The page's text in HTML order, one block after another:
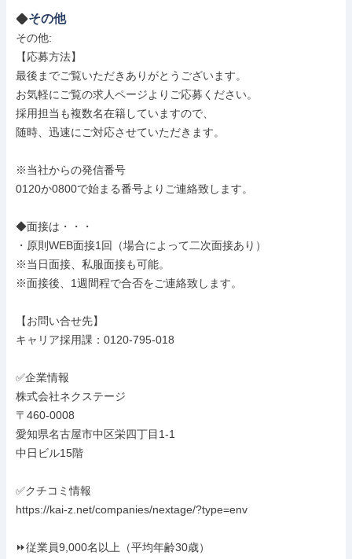
その他
その他:
【応募方法】
最後までご覧いただきありがとうございます。
お気軽にご覧の求人ページよりご応募ください。
採用担当も複数名在籍していますので、
随時、迅速にご対応させていただきます。
※当社からの発信番号
0120か0800で始まる番号よりご連絡致します。
◆面接は・・・
・原則WEB面接1回（場合によって二次面接あり）
※当日面接、私服面接も可能。
※面接後、1週間程で合否をご連絡致します。
【お問い合せ先】
キャリア採用課：0120-795-018
✅企業情報
株式会社ネクステージ
〒460-0008
愛知県名古屋市中区栄四丁目1-1
中日ビル15階
✅クチコミ情報
https://kai-z.net/companies/nextage/?type=env
⏩️従業員9,000名以上（平均年齢30歳）